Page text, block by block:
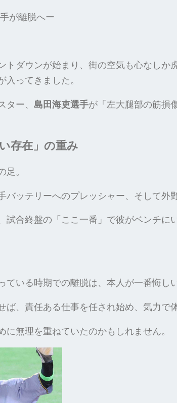
が離脱へー
トダウンが始まり、街の空気も心なしか
入ってきました。
ター、 島田海吏選手が「左大腿部の筋損
存在」の重み
。
バッテリーへのプレッシャー、そして外
試合終盤の「ここ一番」で彼がベンチに
ている時期での離脱は、本人が一番悔し
ば、責任ある仕事を任され始め、気力で
に無理を重ねていたのかもしれません。